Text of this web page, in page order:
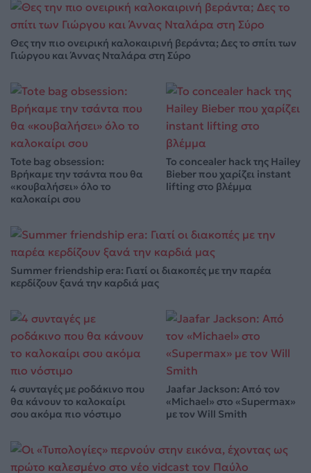
Θες την πιο ονειρική καλοκαιρινή βεράντα; Δες το σπίτι των
Γιώργου και Άννας Νταλάρα στη Σύρο
Tote bag obsession:
Βρήκαμε την τσάντα που θα
«κουβαλήσει» όλο το
καλοκαίρι σου
Το concealer hack της Hailey
Bieber που χαρίζει instant
lifting στο βλέμμα
Summer friendship era: Γιατί οι διακοπές με την παρέα
κερδίζουν ξανά την καρδιά μας
4 συνταγές με ροδάκινο που
θα κάνουν το καλοκαίρι
σου ακόμα πιο νόστιμο
Jaafar Jackson: Από τον
«Michael» στο «Supermax»
με τον Will Smith